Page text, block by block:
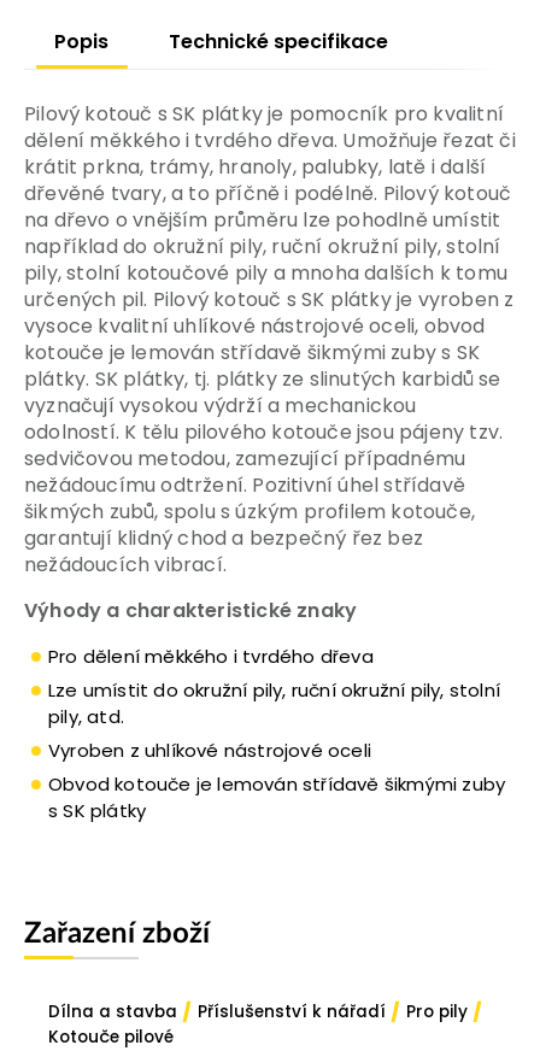
Popis Technické specifikace
Pilový kotouč s SK plátky je pomocník pro kvalitní
dělení měkkého i tvrdého dřeva. Umožňuje řezat či
krátit prkna, trámy, hranoly, palubky, latě i další
dřevěné tvary, a to příčně i podélně. Pilový kotouč
na dřevo o vnějším průměru lze pohodlně umístit
například do okružní pily, ruční okružní pily, stolní
pily, stolní kotoučové pily a mnoha dalších k tomu
určených pil. Pilový kotouč s SK plátky je vyroben z
vysoce kvalitní uhlíkové nástrojové oceli, obvod
kotouče je lemován střídavě šikmými zuby s SK
plátky. SK plátky, tj. plátky ze slinutých karbidů se
vyznačují vysokou výdrží a mechanickou
odolností. K tělu pilového kotouče jsou pájeny tzv.
sedvičovou metodou, zamezující případnému
nežádoucímu odtržení. Pozitivní úhel střídavě
šikmých zubů, spolu s úzkým profilem kotouče,
garantují klidný chod a bezpečný řez bez
nežádoucích vibrací.
Výhody a charakteristické znaky
Pro dělení měkkého i tvrdého dřeva
Lze umístit do okružní pily, ruční okružní pily, stolní
pily, atd.
Vyroben z uhlíkové nástrojové oceli
Obvod kotouče je lemován střídavě šikmými zuby
s SK plátky
Zařazení zboží
Dílna a stavba / Příslušenství k nářadí / Pro pily /
Kotouče pilové